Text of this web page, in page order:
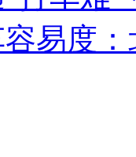
减压"枕头大战"
易度